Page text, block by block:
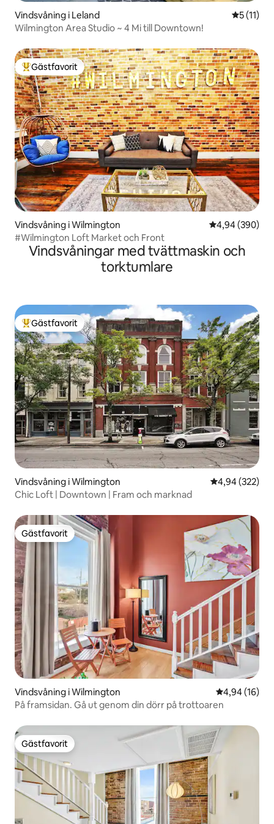
Vindsvåning i Leland 5 av 5 i
5 (11)
Wilmington Area Studio ~ 4 Mi till Downtown!
Populär gästfavorit
Gästfavorit
Vindsvåning i Wilmington 4,94 av 5 i
4,94 (390)
#Wilmington Loft Market och Front
Vindsvåningar med tvättmaskin och
torktumlare
Populär gästfavorit
Gästfavorit
Vindsvåning i Wilmington 4,94 av 5 i
4,94 (322)
Chic Loft | Downtown | Fram och marknad
Gästfavorit
Gästfavorit
Vindsvåning i Wilmington 4,94 av 5 i
4,94 (16)
På framsidan. Gå ut genom din dörr på trottoaren
Gästfavorit
Gästfavorit